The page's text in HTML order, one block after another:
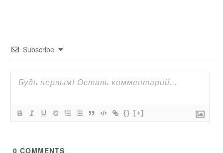
Subscribe
{} [+]
0 COMMENTS